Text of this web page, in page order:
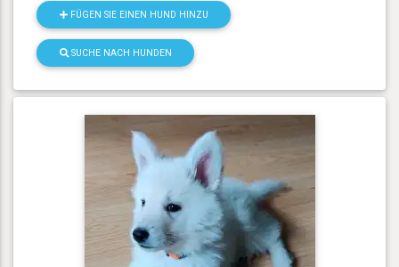
FÜGEN SIE EINEN HUND HINZU
SUCHE NACH HUNDEN